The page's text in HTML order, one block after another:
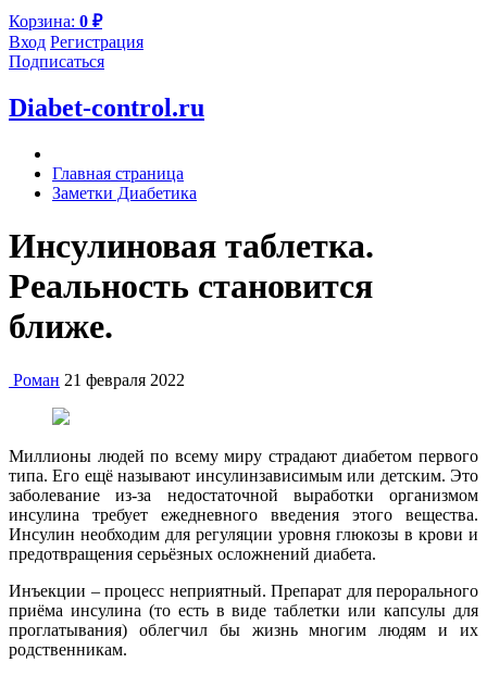
Корзина: 0 ₽
Вход Регистрация
Подписаться
Diabet-control.ru
Главная страница
Заметки Диабетика
Инсулиновая таблетка.
Реальность становится
ближе.
Роман 21 февраля 2022
Миллионы людей по всему миру страдают диабетом первого
типа. Его ещё называют инсулинзависимым или детским. Это
заболевание из-за недостаточной выработки организмом
инсулина требует ежедневного введения этого вещества.
Инсулин необходим для регуляции уровня глюкозы в крови и
предотвращения серьёзных осложнений диабета.
Инъекции – процесс неприятный. Препарат для перорального
приёма инсулина (то есть в виде таблетки или капсулы для
проглатывания) облегчил бы жизнь многим людям и их
родственникам.